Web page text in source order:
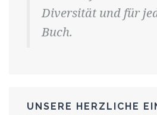
Diversität und für
Buch.
UNSERE HERZLICHE